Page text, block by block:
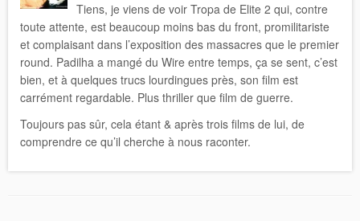
Tiens, je viens de voir Tropa de Elite 2 qui, contre
toute attente, est beaucoup moins bas du front, promilitariste
et complaisant dans l’exposition des massacres que le premier
round. Padilha a mangé du Wire entre temps, ça se sent, c’est
bien, et à quelques trucs lourdingues près, son film est
carrément regardable. Plus thriller que film de guerre.
Toujours pas sûr, cela étant & après trois films de lui, de
comprendre ce qu’il cherche à nous raconter.